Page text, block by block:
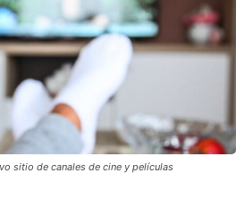
sitio de canales de cine y películas